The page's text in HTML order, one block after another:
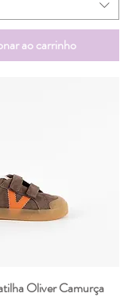
ao carrinho
rápida
Oliver Camurça